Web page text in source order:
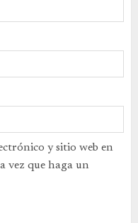
y sitio web en
vez que haga un